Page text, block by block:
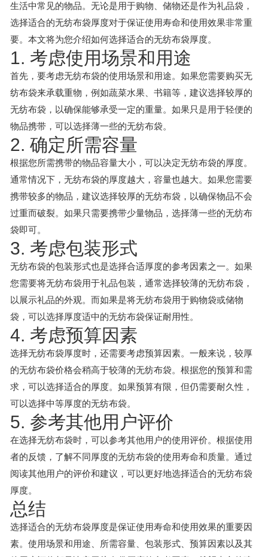
生活中常见的物品。无论是用于购物、储物还是作为礼品袋，
选择适合的无纺布袋厚度对于保证使用寿命和使用效果非常重
要。本文将为您介绍如何选择适合的无纺布袋厚度。
1. 考虑使用场景和用途
首先，要考虑无纺布袋的使用场景和用途。如果您需要购买无
纺布袋来承载重物，例如蔬菜水果、书籍等，建议选择较厚的
无纺布袋，以确保能够承受一定的重量。如果只是用于轻便的
物品携带，可以选择薄一些的无纺布袋。
2. 确定所需容量
根据您所需携带的物品容量大小，可以决定无纺布袋的厚度。
通常情况下，无纺布袋的厚度越大，容量也越大。如果您需要
携带较多的物品，建议选择较厚的无纺布袋，以确保物品不会
过重而破裂。如果只需要携带少量物品，选择薄一些的无纺布
袋即可。
3. 考虑包装形式
无纺布袋的包装形式也是选择合适厚度的参考因素之一。如果
您需要将无纺布袋用于礼品包装，通常选择较薄的无纺布袋，
以展示礼品的外观。而如果是将无纺布袋用于购物袋或储物
袋，可以选择厚度适中的无纺布袋保证耐用性。
4. 考虑预算因素
选择无纺布袋厚度时，还需要考虑预算因素。一般来说，较厚
的无纺布袋价格会稍高于较薄的无纺布袋。根据您的预算和需
求，可以选择适合的厚度。如果预算有限，但仍需要耐久性，
可以选择中等厚度的无纺布袋。
5. 参考其他用户评价
在选择无纺布袋时，可以参考其他用户的使用评价。根据使用
者的反馈，了解不同厚度的无纺布袋的使用寿命和质量。通过
阅读其他用户的评价和建议，可以更好地选择适合的无纺布袋
厚度。
总结
选择适合的无纺布袋厚度是保证使用寿命和使用效果的重要因
素。使用场景和用途、所需容量、包装形式、预算因素以及其